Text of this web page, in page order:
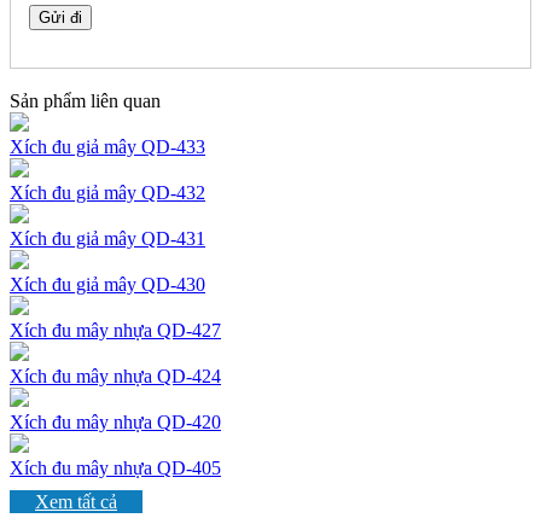
Sản phẩm liên quan
Xích đu giả mây QD-433
Xích đu giả mây QD-432
Xích đu giả mây QD-431
Xích đu giả mây QD-430
Xích đu mây nhựa QD-427
Xích đu mây nhựa QD-424
Xích đu mây nhựa QD-420
Xích đu mây nhựa QD-405
Xem tất cả